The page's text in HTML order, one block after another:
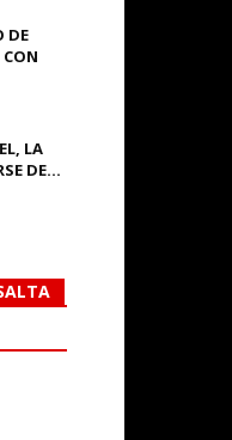
DE
LA
DE...